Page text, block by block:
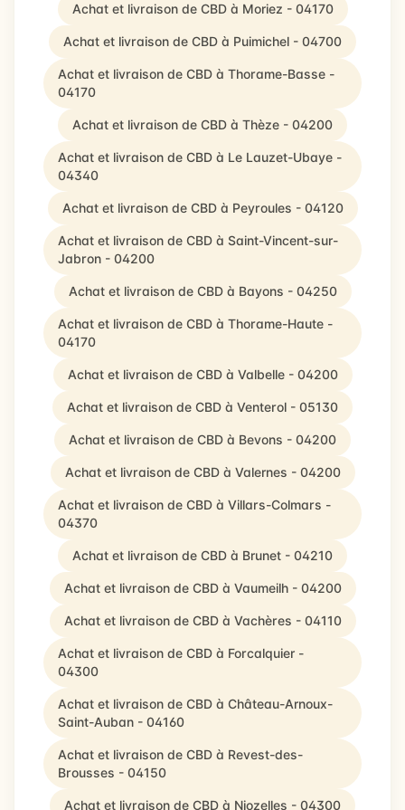
Achat et livraison de CBD à Moriez - 04170
Achat et livraison de CBD à Puimichel - 04700
Achat et livraison de CBD à Thorame-Basse -
04170
Achat et livraison de CBD à Thèze - 04200
Achat et livraison de CBD à Le Lauzet-Ubaye -
04340
Achat et livraison de CBD à Peyroules - 04120
Achat et livraison de CBD à Saint-Vincent-sur-
Jabron - 04200
Achat et livraison de CBD à Bayons - 04250
Achat et livraison de CBD à Thorame-Haute -
04170
Achat et livraison de CBD à Valbelle - 04200
Achat et livraison de CBD à Venterol - 05130
Achat et livraison de CBD à Bevons - 04200
Achat et livraison de CBD à Valernes - 04200
Achat et livraison de CBD à Villars-Colmars -
04370
Achat et livraison de CBD à Brunet - 04210
Achat et livraison de CBD à Vaumeilh - 04200
Achat et livraison de CBD à Vachères - 04110
Achat et livraison de CBD à Forcalquier -
04300
Achat et livraison de CBD à Château-Arnoux-
Saint-Auban - 04160
Achat et livraison de CBD à Revest-des-
Brousses - 04150
Achat et livraison de CBD à Niozelles - 04300